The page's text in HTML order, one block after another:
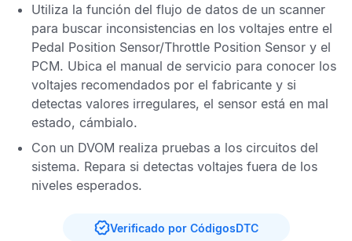
Utiliza la función del flujo de datos de un scanner
para buscar inconsistencias en los voltajes entre el
Pedal Position Sensor/Throttle Position Sensor y el
PCM. Ubica el manual de servicio para conocer los
voltajes recomendados por el fabricante y si
detectas valores irregulares, el sensor está en mal
estado, cámbialo.
Con un DVOM realiza pruebas a los circuitos del
sistema. Repara si detectas voltajes fuera de los
niveles esperados.
Verificado por CódigosDTC